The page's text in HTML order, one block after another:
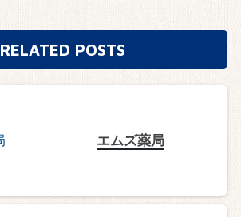
RELATED POSTS
エムズ薬局